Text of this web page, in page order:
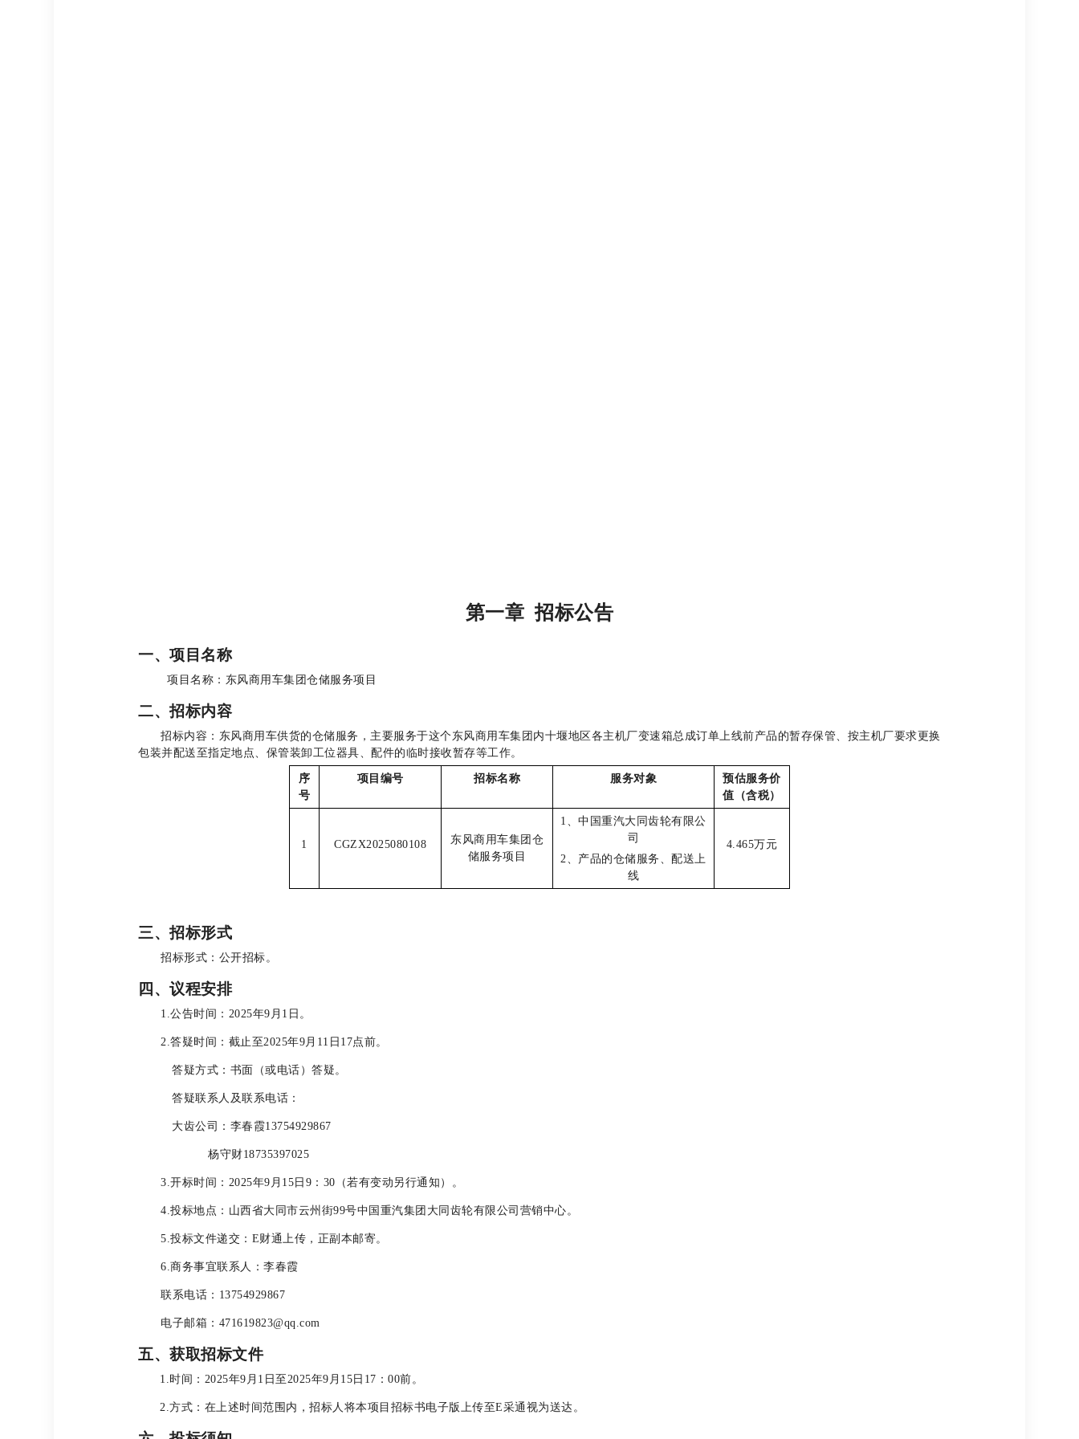
第一章 招标公告
一、项目名称
项目名称：东风商用车集团仓储服务项目
二、招标内容
招标内容：东风商用车供货的仓储服务，主要服务于这个东风商用车集团内十堰地区各主机厂变速箱总成订单上线前产品的暂存保管、按主机厂要求更换
包装并配送至指定地点、保管装卸工位器具、配件的临时接收暂存等工作。
序
号
项目编号 招标名称 服务对象
预估服务价
值（含税）
1 CGZX2025080108
东风商用车集团仓
储服务项目
1 、中国重汽大同齿轮有限公
司
2、产品的仓储服务、配送上
线
4.465万元
三、招标形式
招标形式：公开招标。
四、议程安排
1.公告时间：2025年9月1日。
2.答疑时间：截止至2025年9月11日17点前。
答疑方式：书面（或电话）答疑。
答疑联系人及联系电话：
大齿公司：李春霞13754929867
杨守财18735397025
3.开标时间：2025年9月15日9：30（若有变动另行通知）。
4.投标地点：山西省大同市云州街99号中国重汽集团大同齿轮有限公司营销中心。
5.投标文件递交：E财通上传，正副本邮寄。
6.商务事宜联系人：李春霞
联系电话：13754929867
电子邮箱：471619823@qq.com
五、获取招标文件
1.时间：2025年9月1日至2025年9月15日17：00前。
2.方式：在上述时间范围内，招标人将本项目招标书电子版上传至E采通视为送达。